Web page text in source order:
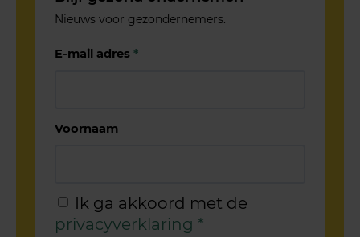
Nieuws voor gezondernemers.
E-mail adres*
Voornaam
Ik ga akkoord met de
privacyverklaring *